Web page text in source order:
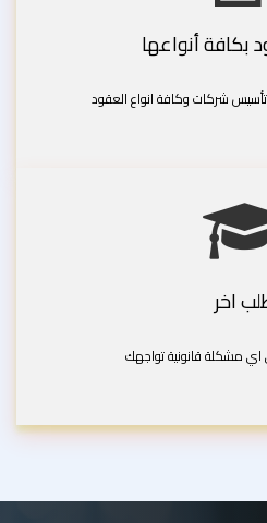
بكافة أنواعها
شركات وكافة انواع العقود
اخر
مشكلة قانونية تواجهك